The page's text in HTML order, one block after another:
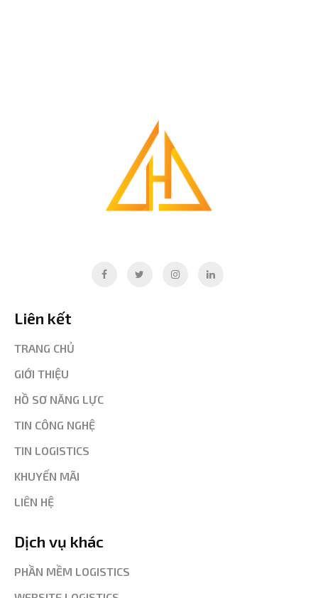
Liên kết
TRANG CHỦ
GIỚI THIỆU
HỒ SƠ NĂNG LỰC
TIN CÔNG NGHỆ
TIN LOGISTICS
KHUYẾN MÃI
LIÊN HỆ
Dịch vụ khác
PHẦN MỀM LOGISTICS